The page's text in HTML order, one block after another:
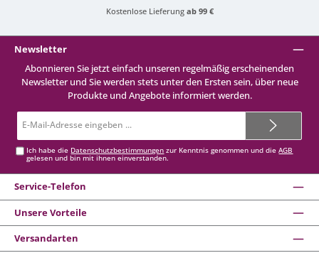
Kostenlose Lieferung ab 99 €
Newsletter
Abonnieren Sie jetzt einfach unseren regelmäßig erscheinenden
Newsletter und Sie werden stets unter den Ersten sein, über neue
Produkte und Angebote informiert werden.
Mail-
Ich habe die Datenschutzbestimmungen zur Kenntnis genommen und dieAGB
gelesen und bin mit ihnen einverstanden.
Service-Telefon
Unsere Vorteile
Versandarten